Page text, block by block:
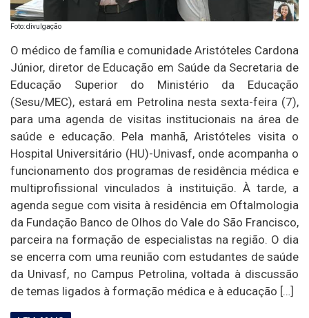
Foto: divulgação
O médico de família e comunidade Aristóteles Cardona
Júnior, diretor de Educação em Saúde da Secretaria de
Educação Superior do Ministério da Educação
(Sesu/MEC), estará em Petrolina nesta sexta-feira (7),
para uma agenda de visitas institucionais na área de
saúde e educação. Pela manhã, Aristóteles visita o
Hospital Universitário (HU)-Univasf, onde acompanha o
funcionamento dos programas de residência médica e
multiprofissional vinculados à instituição. À tarde, a
agenda segue com visita à residência em Oftalmologia
da Fundação Banco de Olhos do Vale do São Francisco,
parceira na formação de especialistas na região. O dia
se encerra com uma reunião com estudantes de saúde
da Univasf, no Campus Petrolina, voltada à discussão
de temas ligados à formação médica e à educação […]